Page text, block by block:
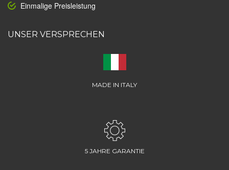
Einmalige Preisleistung
UNSER VERSPRECHEN
MADE IN ITALY
5 JAHRE GARANTIE